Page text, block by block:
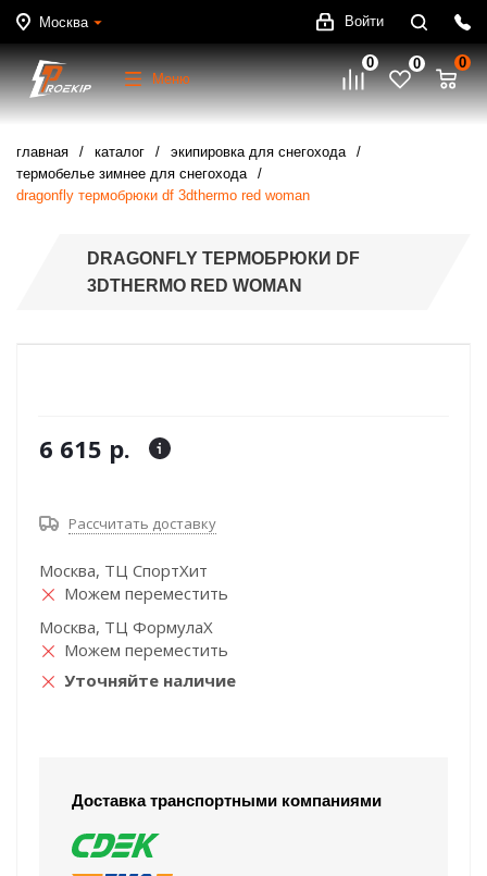
Москва Войти
Меню
0 0 0
главная каталог
экипировка для снегохода
термобелье зимнее для снегохода
dragonfly термобрюки df 3dthermo red woman
DRAGONFLY ТЕРМОБРЮКИ DF
3DTHERMO RED WOMAN
6 615 р.
Рассчитать доставку
Москва, ТЦ СпортХит
Можем переместить
Москва, ТЦ ФормулаХ
Можем переместить
Уточняйте наличие
Доставка транспортными компаниями